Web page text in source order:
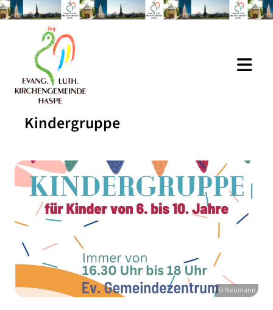
Kindergruppe
© Neumann